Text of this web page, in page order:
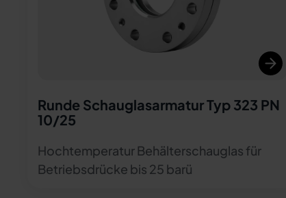
Runde Schauglasarmatur Typ 323 PN
10/25
Hochtemperatur Behälterschauglas für
Betriebsdrücke bis 25 barü